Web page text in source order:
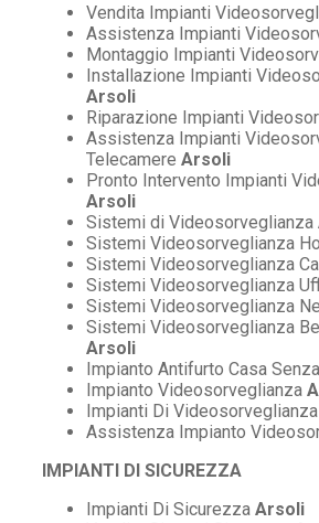
Vendita Impianti
Assistenza Impianti
Montaggio Impianti
Installazione Impianti
Arsoli
Riparazione Impianti
Assistenza Impianti
Telecamere Arsoli
Pronto Intervento Impianti
Arsoli
Sistemi di Videosorveglianza
Sistemi Videosorveglianza
Sistemi Videosorveglianza
Sistemi Videosorveglianza
Sistemi Videosorveglianza
Sistemi Videosorveglianza
Arsoli
Impianto Antifurto Casa
Impianto Videosorveglianza
Impianti Di Videosorveglianza
Assistenza Impianto
IMPIANTI DI SICUREZZA
Impianti Di Sicurezza Arsoli